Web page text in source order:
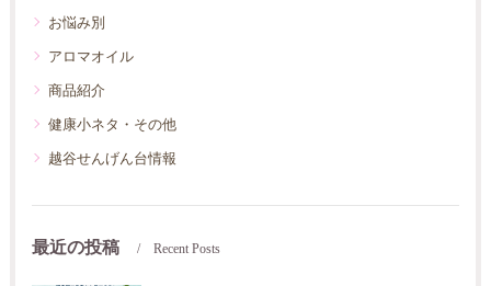
お悩み別
アロマオイル
商品紹介
健康小ネタ・その他
越谷せんげん台情報
最近の投稿 Recent Posts